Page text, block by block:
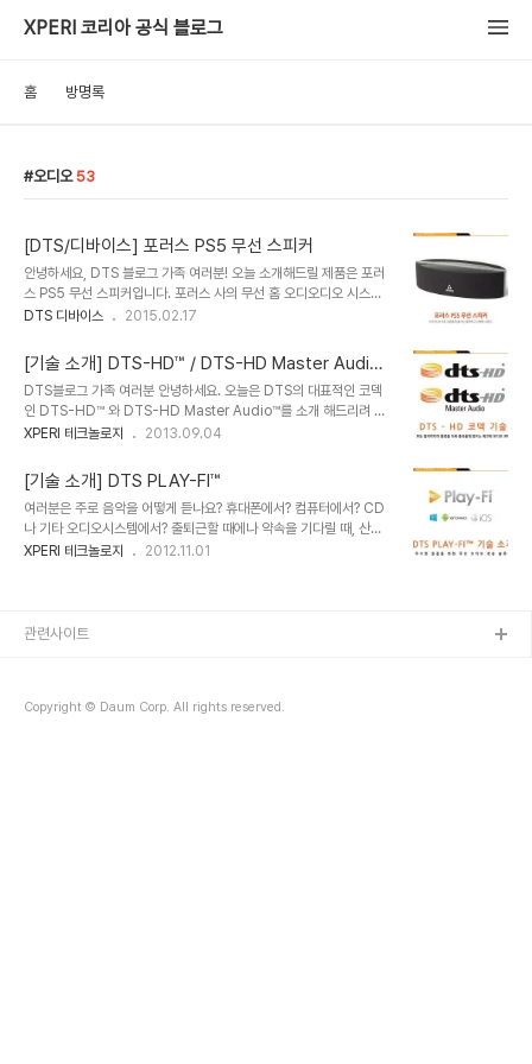
XPERI 코리아 공식 블로그
홈 방명록
오디오 53
[DTS/디바이스] 포러스 PS5 무선 스피커
안녕하세요, DTS 블로그 가족 여러분! 오늘 소개해드릴 제품은 포러
스 PS5 무선 스피커입니다. 포러스 사의 무선 홈 오디오디오 시스템
PS5 리시버는 지난해 CES 2014에서 홈 오디오 및 비디오 부문에서
DTS의 Play-Fi (플레이파이)기술도 크게 주목을 받은 바 있죠. 포러
스 PS5 무선 스피커를 조금 더 자세히 들여다볼까요? 포러스 PS5 무
선 스피커는 앞서 말씀드린 것 처럼 DTS 플레이파이 기술을 탑재한
제품입니다. 플레이파이는 집안 어디에서도 풍부하고 깨끗한 소리를
만들어 내는 무선 음원 재생 솔루션인데요. 듀얼 밴드 와이파이로 고품
단한 것이 자랑입니다...
DTS 디바이스 2015.02.17
[기술 소개] DTS-HD™ / DTS-HD Master Audio™
코덱
DTS블로그 가족 여러분 안녕하세요. 오늘은 DTS의 대표적인 코덱
인 DTS-HD™ 와 DTS-HD Master Audio™를 소개 해드리려 합
니다. DTS의 코덱은 TV, A/V 리시버, 자동차, 컴퓨터, 블루레이 플
있습니다. 그렇다면 코덱이란 무엇일까요? 코덱이란 간단히 말해서
PCM 오디오를 압축하여 파일 사이즈와 전송률을 줄여 이를 효과적으
로 전달하기 위한 오디오 압축 기술입니다. 오디오를 압축하는 것을 인
코딩, 압축된 오디오를 원래대로 푸는 것을 디코딩이라고 한답니다. 코
덱의 종류에는 크게 무손실 코덱(lossless)과 손실 코덱(Lossy)이
XPERI 테크놀로지 2013.09.04
[기술 소개] DTS PLAY-FI™
여러분은 주로 음악을 어떻게 듣나요? 휴대폰에서? 컴퓨터에서? CD
나 기타 오디오시스템에서? 출퇴근할 때에나 약속을 기다릴 때, 산책
할 때 즐겨 듣는 음악들을 집에서도 스테레오 스피커나 외장 스피커를
므로 여간 손이 많이 가는 것이 아닙니다. 그렇다면 블루투스는? 간편
용자들을 위한 무선 오디오 전송 솔루션..
XPERI 테크놀로지 2012.11.01
Copyright © Daum Corp. All rights reserved.
관련사이트